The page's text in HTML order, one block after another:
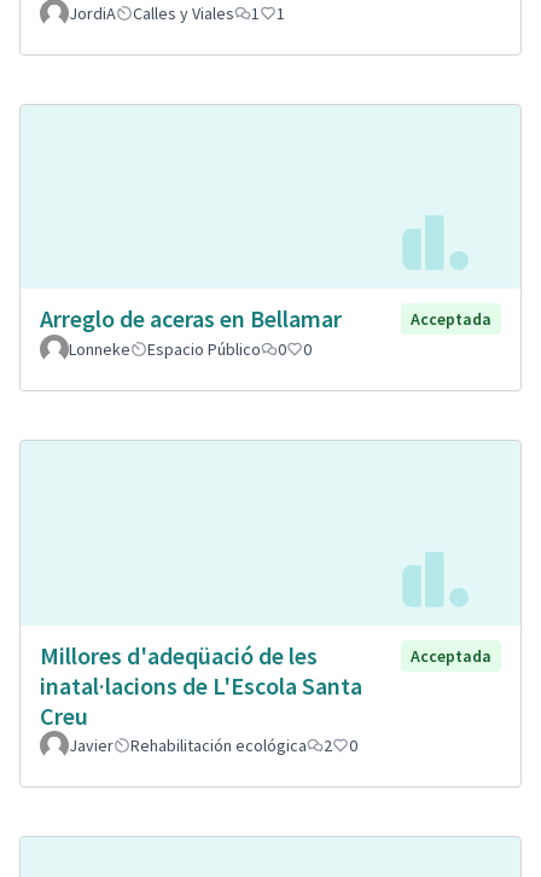
JordiA Calles y Viales 1 1
Arreglo de aceras en Bellamar
Acceptada
Lonneke
Espacio Público 0 0
Millores d'adeqüació de les
inatal·lacions de L'Escola Santa
Creu
Acceptada
Javier Rehabilitación ecológica 2 0